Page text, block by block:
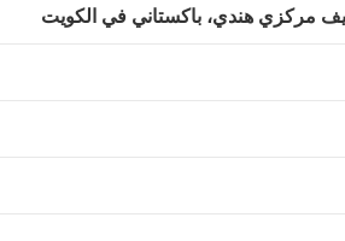
مركزي هندي، باكستاني في الكويت